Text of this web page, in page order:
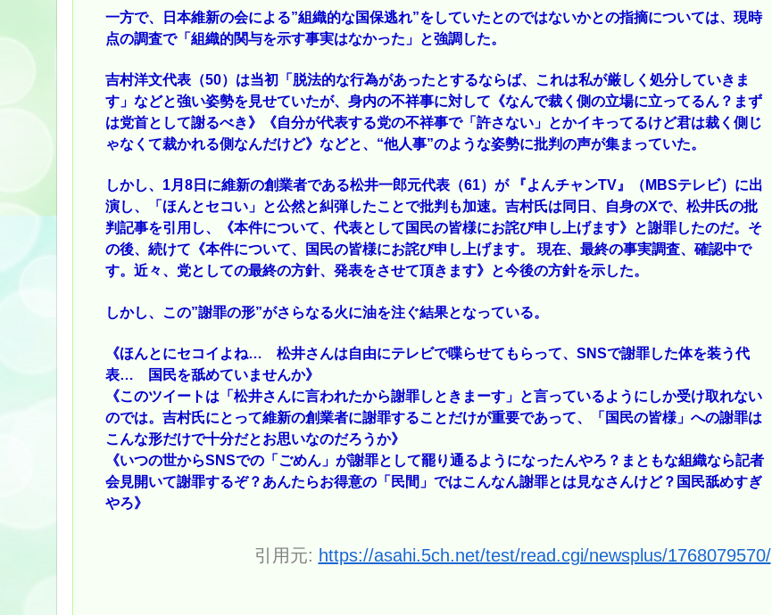
一方で、日本維新の会による”組織的な国保逃れ”をしていたとのではないかとの指摘については、現時
点の調査で「組織的関与を示す事実はなかった」と強調した。
吉村洋文代表（50）は当初「脱法的な行為があったとするならば、これは私が厳しく処分していきま
す」などと強い姿勢を見せていたが、身内の不祥事に対して《なんで裁く側の立場に立ってるん？まず
は党首として謝るべき》《自分が代表する党の不祥事で「許さない」とかイキってるけど君は裁く側じ
ゃなくて裁かれる側なんだけど》などと、“他人事”のような姿勢に批判の声が集まっていた。
しかし、1月8日に維新の創業者である松井一郎元代表（61）が 『よんチャンTV』（MBSテレビ）に出
演し、「ほんとセコい」と公然と糾弾したことで批判も加速。吉村氏は同日、自身のXで、松井氏の批
判記事を引用し、《本件について、代表として国民の皆様にお詫び申し上げます》と謝罪したのだ。そ
の後、続けて《本件について、国民の皆様にお詫び申し上げます。 現在、最終の事実調査、確認中で
す。近々、党としての最終の方針、発表をさせて頂きます》と今後の方針を示した。
しかし、この”謝罪の形”がさらなる火に油を注ぐ結果となっている。
《ほんとにセコイよね… 松井さんは自由にテレビで喋らせてもらって、SNSで謝罪した体を装う代
表… 国民を舐めていませんか》
《このツイートは「松井さんに言われたから謝罪しときまーす」と言っているようにしか受け取れない
のでは。吉村氏にとって維新の創業者に謝罪することだけが重要であって、「国民の皆様」への謝罪は
こんな形だけで十分だとお思いなのだろうか》
《いつの世からSNSでの「ごめん」が謝罪として罷り通るようになったんやろ？まともな組織なら記者
会見開いて謝罪するぞ？あんたらお得意の「民間」ではこんなん謝罪とは見なさんけど？国民舐めすぎ
やろ》
引用元: https://asahi.5ch.net/test/read.cgi/newsplus/1768079570/